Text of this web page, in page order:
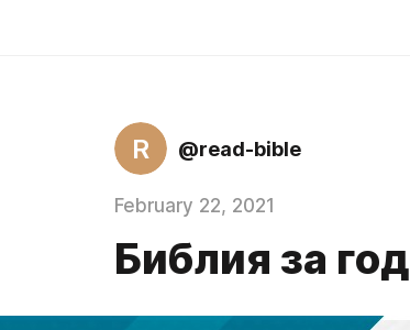
R @read-bible
February 22, 2021
Библия за год